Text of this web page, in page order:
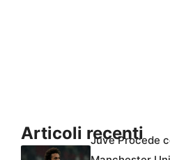
Articoli recenti
Juve Procede